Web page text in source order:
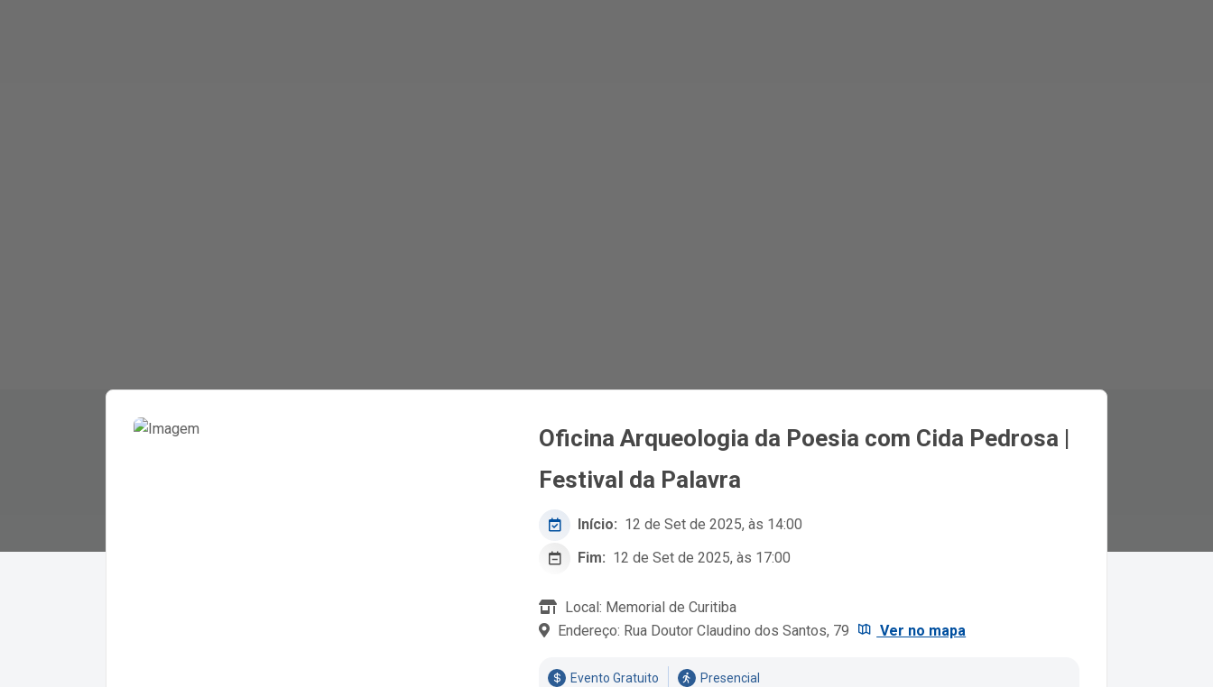
Oficina Arqueologia da Poesia com Cida Pedrosa |
Festival da Palavra
Início: 12 de Set de 2025, às 14:00
Fim: 12 de Set de 2025, às 17:00
Local: Memorial de Curitiba
Endereço: Rua Doutor Claudino dos Santos, 79
Ver no mapa
Evento Gratuito Presencial